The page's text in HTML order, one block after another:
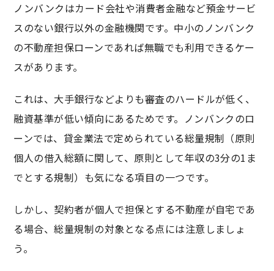
ノンバンクはカード会社や消費者金融など預金サービ
スのない銀行以外の金融機関です。中小のノンバンク
の不動産担保ローンであれば無職でも利用できるケー
スがあります。
これは、大手銀行などよりも審査のハードルが低く、
融資基準が低い傾向にあるためです。ノンバンクのロ
ーンでは、貸金業法で定められている総量規制（原則
個人の借入総額に関して、原則として年収の3分の1ま
でとする規制）も気になる項目の一つです。
しかし、契約者が個人で担保とする不動産が自宅であ
る場合、総量規制の対象となる点には注意しましょ
う。